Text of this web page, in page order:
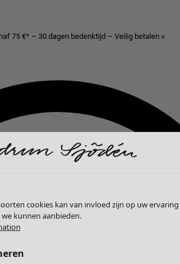
75 €* – 30 dagen bedenktijd – Veilig betalen »
cookies kan van invloed zijn op uw
kunnen aanbieden.